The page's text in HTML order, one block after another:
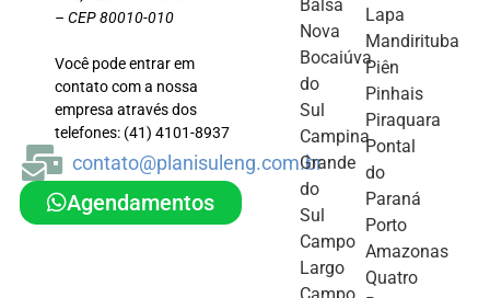
– CEP 80010-010
Você pode entrar em
contato com a nossa
empresa através dos
telefones: (41) 4101-8937
contato@planisuleng.com.br
Agendamentos
Balsa
Nova
Bocaiúva
do
Sul
Campina
Grande
do
Sul
Campo
Largo
Lapa
Mandirituba
Piên
Pinhais
Piraquara
Pontal
do
Paraná
Porto
Amazonas
Quatro